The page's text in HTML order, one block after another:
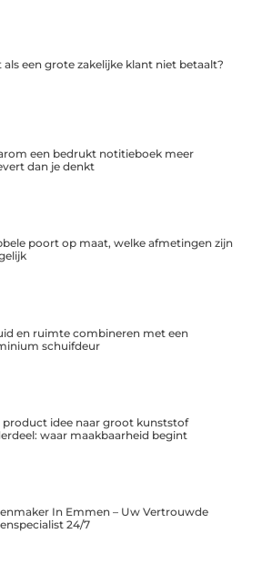
als een grote zakelijke klant niet betaalt?
een bedrukt notitieboek meer
dan je denkt
poort op maat, welke afmetingen zijn
en ruimte combineren met een
schuifdeur
product idee naar groot kunststof
waar maakbaarheid begint
In Emmen – Uw Vertrouwde
24/7